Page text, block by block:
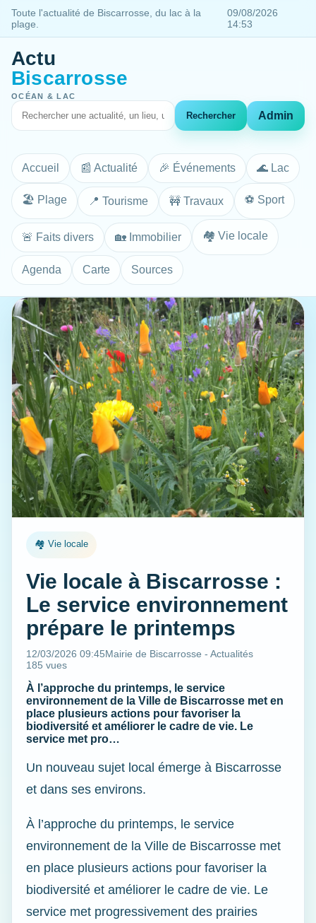
Toute l'actualité de Biscarrosse, du lac à la
plage.
09/08/2026
14:53
Actu
Biscarrosse
OCÉAN & LAC
Rechercher Admin
Accueil 📰 Actualité 🎉 Événements 🌊 Lac
🏖️ Plage 📍 Tourisme 🚧 Travaux ⚽ Sport
🚨 Faits divers 🏡 Immobilier 🏘️ Vie locale
Agenda Carte Sources
🏘️ Vie locale
Vie locale à Biscarrosse :
Le service environnement
prépare le printemps
12/03/2026 09:45Mairie de Biscarrosse - Actualités
185 vues
À l’approche du printemps, le service
environnement de la Ville de Biscarrosse met en
place plusieurs actions pour favoriser la
biodiversité et améliorer le cadre de vie. Le
service met pro…
Un nouveau sujet local émerge à Biscarrosse
et dans ses environs.
À l’approche du printemps, le service
environnement de la Ville de Biscarrosse met
en place plusieurs actions pour favoriser la
biodiversité et améliorer le cadre de vie. Le
service met progressivement des prairies